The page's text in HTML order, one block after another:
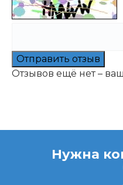
Отправить отзыв
Отзывов ещё нет –
Нужна